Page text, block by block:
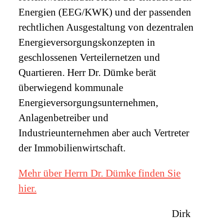
Energien (EEG/KWK) und der passenden
rechtlichen Ausgestaltung von dezentralen
Energieversorgungskonzepten in
geschlossenen Verteilernetzen und
Quartieren. Herr Dr. Dümke berät
überwiegend kommunale
Energieversorgungsunternehmen,
Anlagenbetreiber und
Industrieunternehmen aber auch Vertreter
der Immobilienwirtschaft.
Mehr über Herrn Dr. Dümke finden Sie
hier.
Dirk